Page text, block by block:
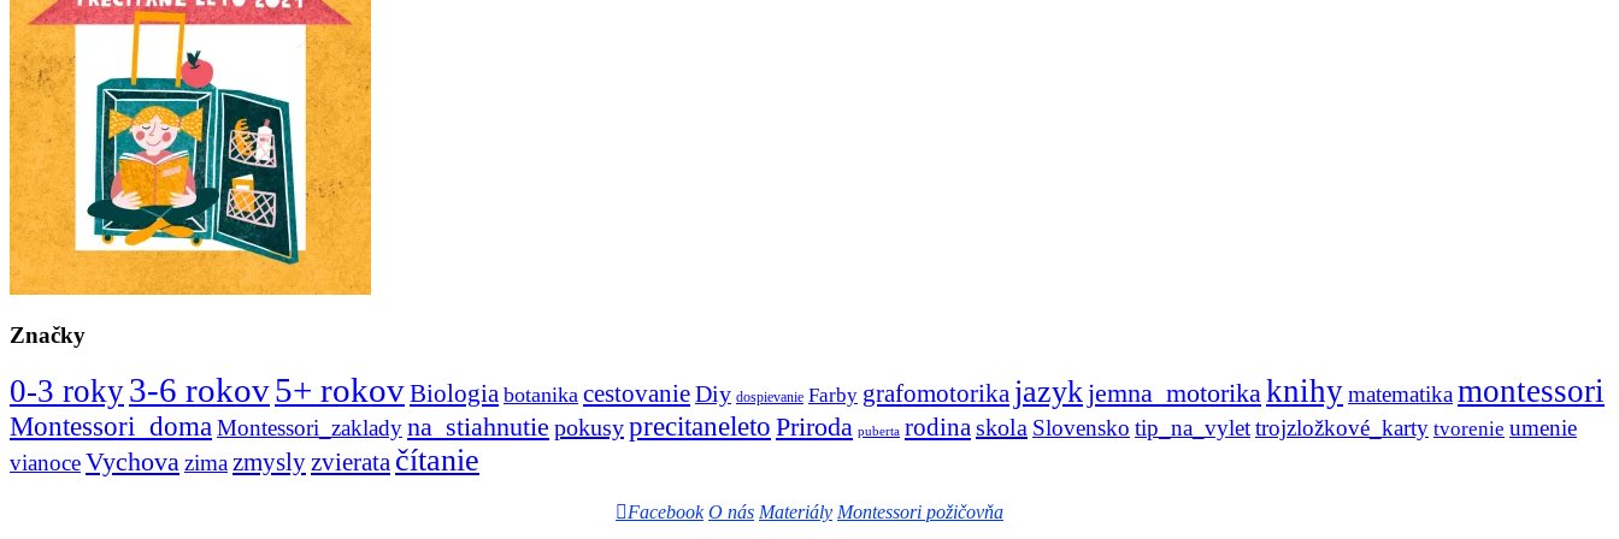
Značky
0-3 roky3-6 rokov5+ rokovBiologia botanika cestovanieDiy dospievanie Farby grafomotorika jazykjemna_motorikaknihymatematikamontessori
Montessori_domaMontessori_zakladyna_stiahnutie pokusyprecitaneleto Priroda puberta rodinaskola Slovensko tip_na_vylettrojzložkové_karty tvorenie umenie
vianoceVychovazimazmysly zvierata čítanie
Facebook O nás Materiály Montessori požičovňa